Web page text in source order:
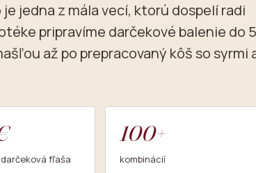
jedna z mála vecí, ktorú dospelí radi
pripravíme darčekové balenie do 5
až po prepracovaný kôš so syrmi
fľaša
100+
kombinácií